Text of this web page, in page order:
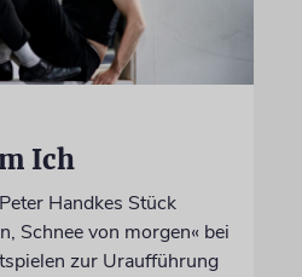
Ich
Handkes Stück
Schnee von morgen« bei
zur Uraufführung